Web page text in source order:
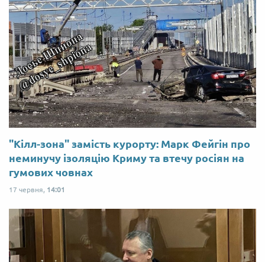
"Кілл-зона" замість курорту: Марк Фейгін про
неминучу ізоляцію Криму та втечу росіян на
гумових човнах
17 червня, 14:01